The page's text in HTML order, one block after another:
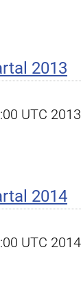
2013
UTC 2013
2014
UTC 2014